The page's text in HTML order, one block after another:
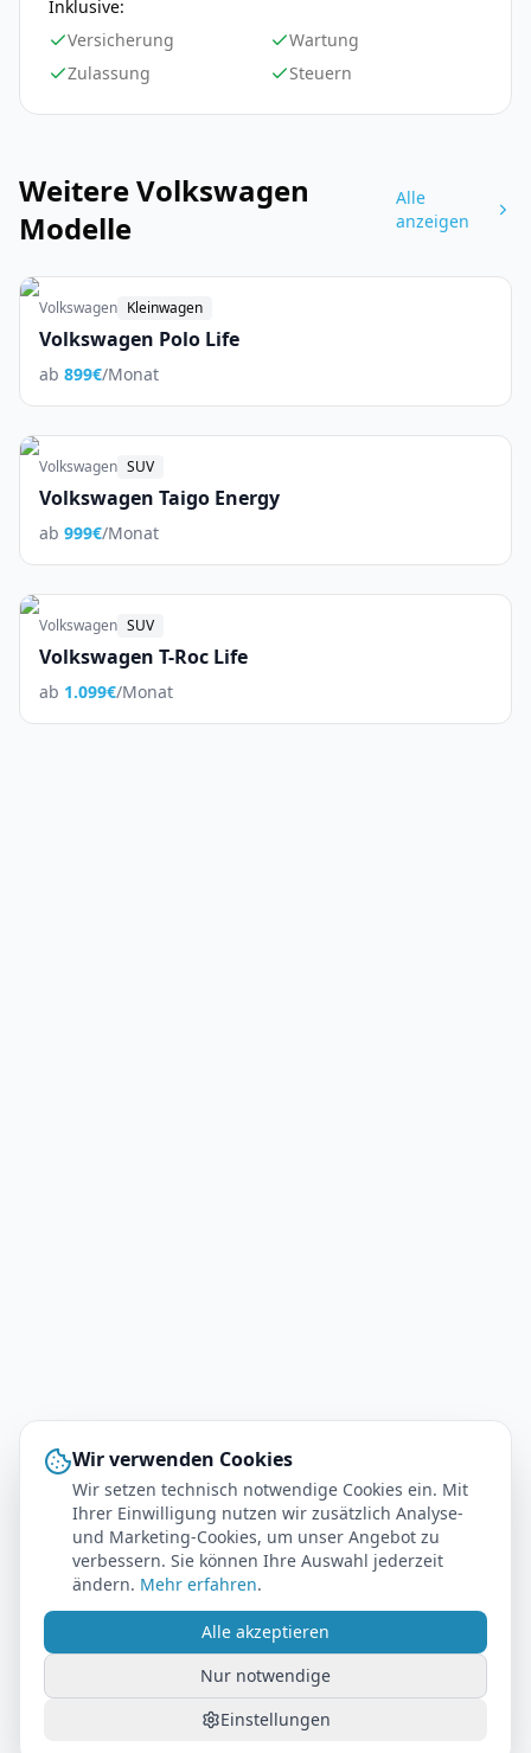
Inklusive:
Versicherung
Wartung
Zulassung
Steuern
WeitereVolkswagen
Modelle
Alle
anzeigen
Volkswagen Kleinwagen
Volkswagen Polo Life
ab 899€/Monat
Volkswagen SUV
Volkswagen Taigo Energy
ab 999€/Monat
Volkswagen SUV
Volkswagen T-Roc Life
ab 1.099€/Monat
Wir verwenden Cookies
Wir setzen technisch notwendige Cookies ein. Mit
Ihrer Einwilligung nutzen wir zusätzlich Analyse-
und Marketing-Cookies, um unser Angebot zu
verbessern. Sie können Ihre Auswahl jederzeit
ändern. Mehr erfahren.
Einstellungen
Nur notwendige
Alle akzeptieren